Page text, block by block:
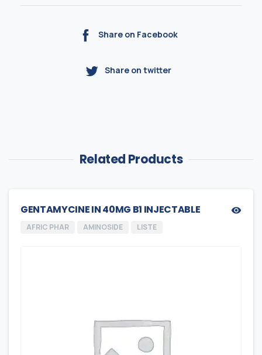
Share on Facebook
Share on twitter
Related Products
GENTAMYCINE IN 40MG B1 INJECTABLE
AFRIC PHAR AMINOSIDE LISTE